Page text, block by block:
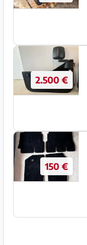
2.500 €
150 €